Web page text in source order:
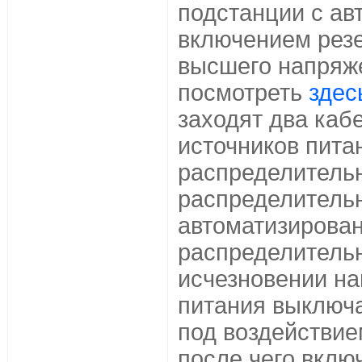
подстанции с
включением
высшего
посмотреть
заходят два
источников
исчезновении
питания
под